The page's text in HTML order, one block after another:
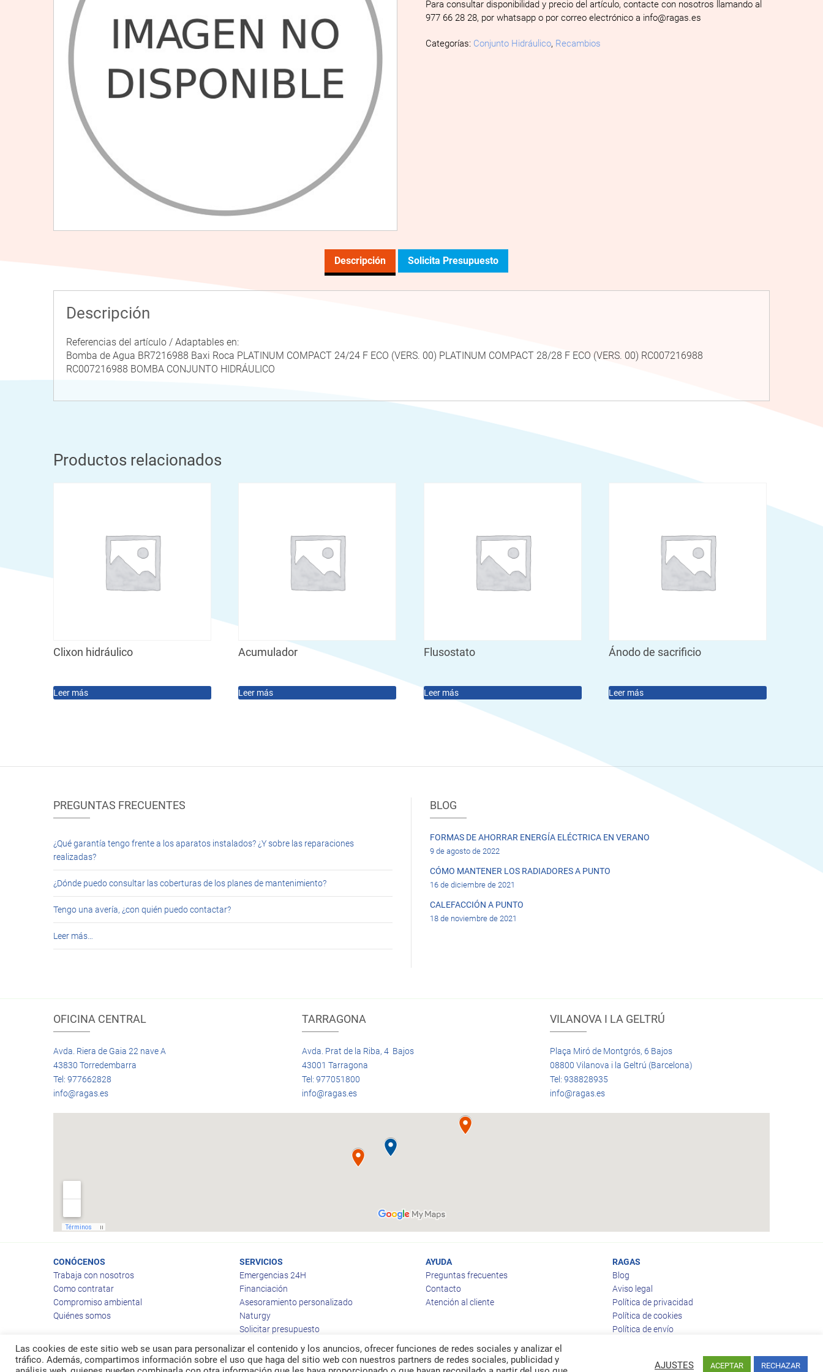
Para consultar disponibilidad y precio del artículo, contacte con nosotros llamando al
977 66 28 28, por whatsapp o por correo electrónico a info@ragas.es
Categorías: Conjunto Hidráulico, Recambios
Descripción Solicita Presupuesto
Descripción
Referencias del artículo / Adaptables en:
Bomba de Agua BR7216988 Baxi Roca PLATINUM COMPACT 24/24 F ECO (VERS. 00) PLATINUM COMPACT 28/28 F ECO (VERS. 00) RC007216988
RC007216988 BOMBA CONJUNTO HIDRÁULICO
Productos relacionados
Clixon hidráulico
Leer más
Acumulador
Leer más
Flusostato
Leer más
Ánodo de sacrificio
Leer más
PREGUNTAS FRECUENTES
¿Qué garantía tengo frente a los aparatos instalados? ¿Y sobre las reparaciones
realizadas?
¿Dónde puedo consultar las coberturas de los planes de mantenimiento?
Tengo una avería, ¿con quién puedo contactar?
Leer más…
BLOG
FORMAS DE AHORRAR ENERGÍA ELÉCTRICA EN VERANO
9 de agosto de 2022
CÓMO MANTENER LOS RADIADORES A PUNTO
16 de diciembre de 2021
CALEFACCIÓN A PUNTO
18 de noviembre de 2021
OFICINA CENTRAL
Avda. Riera de Gaia 22 nave A
43830 Torredembarra
Tel: 977662828
info@ragas.es
TARRAGONA
Avda. Prat de la Riba, 4 Bajos
43001 Tarragona
Tel: 977051800
info@ragas.es
VILANOVA I LA GELTRÚ
Plaça Miró de Montgrós, 6 Bajos
08800 Vilanova i la Geltrú (Barcelona)
Tel: 938828935
info@ragas.es
CONÓCENOS
Trabaja con nosotros
Como contratar
Compromiso ambiental
Quiénes somos
SERVICIOS
Emergencias 24H
Financiación
Asesoramiento personalizado
Naturgy
Solicitar presupuesto
AYUDA
Preguntas frecuentes
Contacto
Atención al cliente
RAGAS
Blog
Aviso legal
Política de privacidad
Política de cookies
Política de envío
Las cookies de este sitio web se usan para personalizar el contenido y los anuncios, ofrecer funciones de redes sociales y analizar el
tráfico. Además, compartimos información sobre el uso que haga del sitio web con nuestros partners de redes sociales, publicidad y
AJUSTES ACEPTAR RECHAZAR